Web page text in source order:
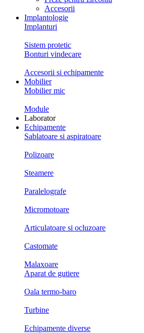
Accesorii
Implantologie
Implanturi
Sistem protetic
Bonturi vindecare
Accesorii si echipamente
Mobilier
Mobilier mic
Module
Laborator
Echipamente
Sablatoare si aspiratoare
Polizoare
Steamere
Paralelografe
Micromotoare
Articulatoare si ocluzoare
Castomate
Malaxoare
Aparat de gutiere
Oala termo-baro
Turbine
Echipamente diverse